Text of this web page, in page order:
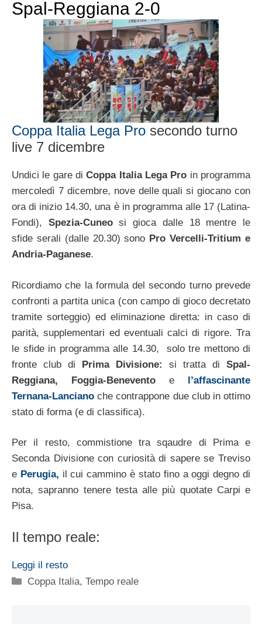
Spal-Reggiana 2-0
Coppa Italia Lega Pro secondo turno
live 7 dicembre
Undici le gare diCoppa Italia Lega Pro in programma
mercoledì 7 dicembre, nove delle quali si giocano con
ora di inizio 14.30, una è in programma alle 17 (Latina-
Fondi), Spezia-Cuneosi gioca dalle 18 mentre le
sfide serali (dalle 20.30) sono Pro Vercelli-Tritium e
Andria-Paganese.
Ricordiamo che la formula del secondo turno prevede
confronti a partita unica (con campo di gioco decretato
tramite sorteggio) ed eliminazione diretta: in caso di
parità, supplementari ed eventuali calci di rigore. Tra
le sfide in programma alle 14.30, solo tre mettono di
fronte club di Prima Divisione: si tratta di Spal-
Reggiana, Foggia-Benevento e l’affascinante
Ternana-Lanciano che contrappone due club in ottimo
stato di forma (e di classifica).
Per il resto, commistione tra sqaudre di Prima e
Seconda Divisione con curiosità di sapere se Treviso
e Perugia, il cui cammino è stato fino a oggi degno di
nota, sapranno tenere testa alle più quotate Carpi e
Pisa.
Il tempo reale:
Leggi il resto
Categorie
Coppa Italia,Tempo reale